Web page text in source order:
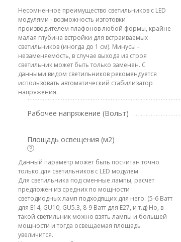
Несомненное преимущество светильников с LED
модулями - возможность изготовки
производителем плафонов любой формы, крайне
малая глубина встройки для встраиваемых
светильников (иногда до 1 см). Минусы -
незаменяемость, в случае выхода из строя
светильник может быть только заменен. С
данными видом светильников рекомендуется
использовать автоматический стабилизатор
напряжения.
Рабочее напряжение (Вольт)
Площадь освещения (м2)
Данный параметр может быть посчитан точно
только для светильников с LED модулем.
Для светильника под сменные лампы, расчет
предложен из средних по мощности
светодиодных ламп подходящих для него. (5-6 Ватт
для E14, GU10, GU5.3, 8-9 Ватт для E27, и т.д) Но, в
такой светильник можно взять лампы и большей
мощности и тогда освещаемая площадь
увеличится.